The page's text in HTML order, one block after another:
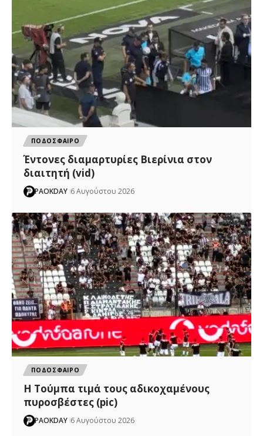
ΠΟΔΟΣΦΑΙΡΟ
Έντονες διαμαρτυρίες Βιερίνια στον
διαιτητή (vid)
PAOKDAY 6 Αυγούστου 2026
ΠΟΔΟΣΦΑΙΡΟ
H Tούμπα τιμά τους αδικοχαμένους
πυροσβέστες (pic)
PAOKDAY 6 Αυγούστου 2026